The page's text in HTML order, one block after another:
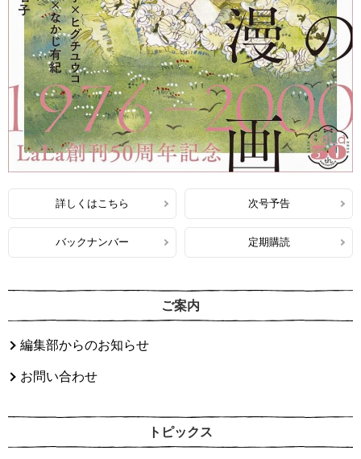
詳しくはこちら 次号予告
バックナンバー 定期購読
ご案内
編集部からのお知らせ
お問い合わせ
トピックス